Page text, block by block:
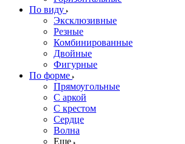
По виду
Эксклюзивные
Резные
Комбинированные
Двойные
Фигурные
По форме
Прямоугольные
С аркой
С крестом
Сердце
Волна
Еще